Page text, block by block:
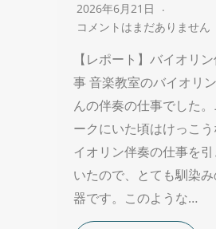
2026年6月21日
コメントはまだありません
【レポート】バイオリ
事 音楽教室のバイオリ
んの伴奏の仕事でした
ークにいた頃はけっこ
イオリン伴奏の仕事を
いたので、とても馴染
器です。このような…